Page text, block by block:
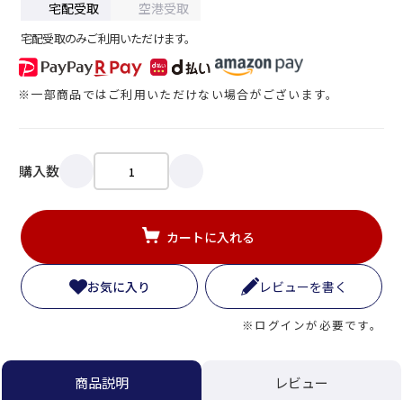
宅配受取 空港受取
宅配受取のみご利用いただけます。
※一部商品ではご利用いただけない場合がございます。
購入数
カートに入れる
お気に入り レビューを書く
※ログインが必要です。
商品説明 レビュー